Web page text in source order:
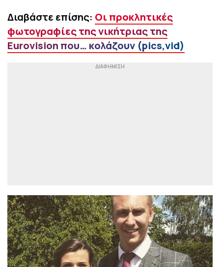
Διαβάστε επίσης: Οι προκλητικές
φωτογραφίες της νικήτριας της
Eurovision που… κολάζουν (pics,vid)